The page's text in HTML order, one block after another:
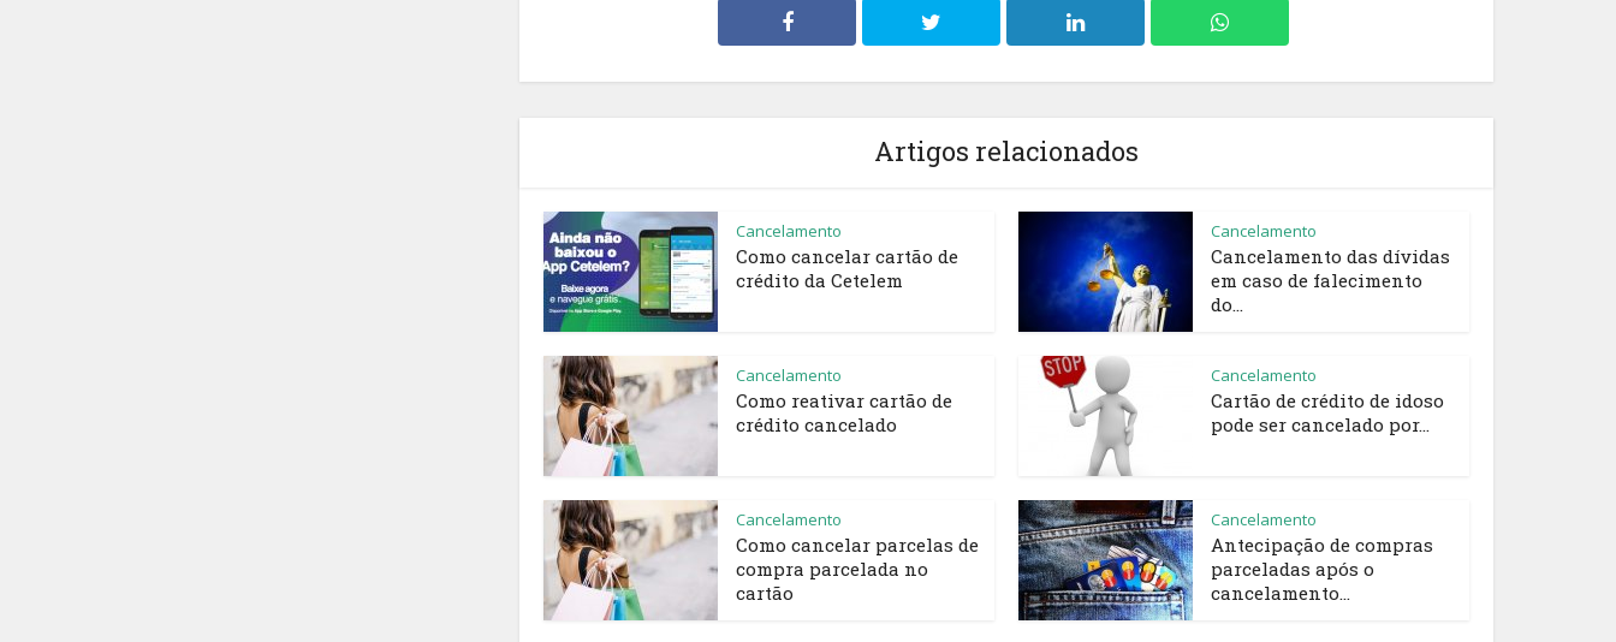
Artigos relacionados
Cancelamento
Como cancelar cartão de
crédito da Cetelem
Cancelamento
Cancelamento das dívidas
em caso de falecimento
do...
Cancelamento
Como reativar cartão de
crédito cancelado
Cancelamento
Cartão de crédito de idoso
pode ser cancelado por...
Cancelamento
Como cancelar parcelas de
compra parcelada no
cartão
Cancelamento
Antecipação de compras
parceladas após o
cancelamento...